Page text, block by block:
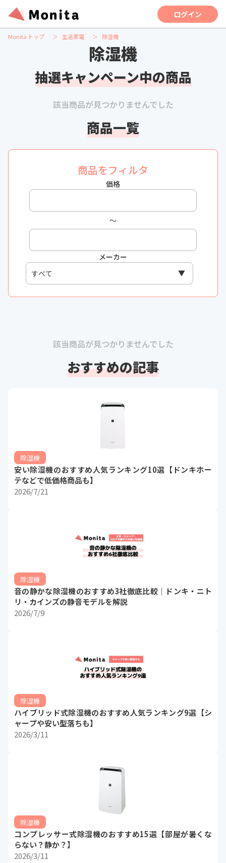
ログイン
Monita トップ 生活家電 除湿機
除湿機
抽選キャンペーン中の商品
該当商品が見つかりませんでした
商品一覧
商品をフィルタ
価格
〜
メーカー
該当商品が見つかりませんでした
おすすめの記事
除湿機
安い除湿機のおすすめ人気ランキング10選【ドンキホー
テなどで低価格商品も】
2026/7/21
除湿機
音の静かな除湿機のおすすめ3社徹底比較｜ドンキ・ニト
リ・カインズの静音モデルを解説
2026/7/9
除湿機
ハイブリッド式除湿機のおすすめ人気ランキング9選【シ
ャープや安い型落ちも】
2026/3/11
除湿機
コンプレッサー式除湿機のおすすめ15選【部屋が暑くな
らない？静か？】
2026/3/11